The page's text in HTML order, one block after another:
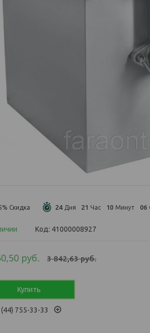
24 Дня 21 Час 10 Минут 05
Код: 41000008927
3 842,63руб.
руб.
Купить
755-33-33